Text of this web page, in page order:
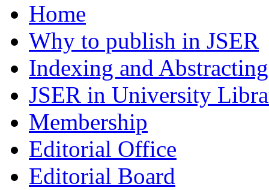
Home
Why to publish in JSER
Indexing and Abstracting
JSER in University
Membership
Editorial Office
Editorial Board